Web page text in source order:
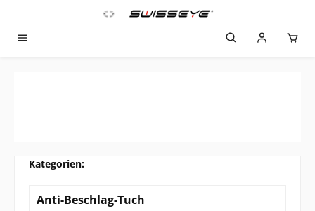
Zum Hauptinhalt springen
Anti-Beschlag-Tuch